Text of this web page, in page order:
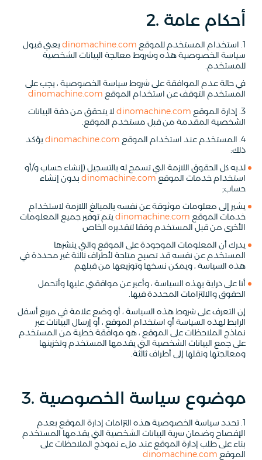
2. أحكام عامة
1. استخدام المستخدم للموقع dinomachine.com يعني قبول
سياسة الخصوصية هذه وشروط معالجة البيانات الشخصية
للمستخدم.
في حالة عدم الموافقة على شروط سياسة الخصوصية ، يجب على
المستخدم التوقف عن استخدام الموقع dinomachine.com
3. إدارة الموقع
dinomachine.com لا يتحقق من دقة البيانات
الشخصية المقدمة من قبل مستخدم الموقع.
4. المستخدم عند استخدام الموقع
dinomachine.com يؤكد
ذلك:
لديه كل الحقوق اللازمة التي تسمح له بالتسجيل (إنشاء حساب و/أو
استخدام خدمات الموقع dinomachine.com بدون إنشاء
حساب;
يشير إلى معلومات موثوقة عن نفسه بالمبالغ اللازمة لاستخدام
خدمات الموقع dinomachine.com يتم توفير جميع المعلومات
الأخرى من قبل المستخدم وفقا لتقديره الخاص
يدرك أن المعلومات الموجودة على الموقع والتي ينشرها
المستخدم عن نفسه قد تصبح متاحة لأطراف ثالثة غير محددة في
هذه السياسة ، ويمكن نسخها وتوزيعها من قبلهم
أنا على دراية بهذه السياسة ، وأعبر عن موافقتي عليها وأتحمل
الحقوق والالتزامات المحددة فيها.
إن التعرف على شروط هذه السياسة ، أو وضع علامة في مربع أسفل
الرابط لهذه السياسة أو استخدام الموقع ، أو إرسال البيانات عبر
نماذج الملاحظات على الموقع ، هو موافقة خطية من المستخدم
على جمع البيانات الشخصية التي يقدمها المستخدم وتخزينها
ومعالجتها ونقلها إلى أطراف ثالثة.
3. موضوع سياسة الخصوصية
1. تحدد سياسة الخصوصية هذه التزامات إدارة الموقع بعدم
الإفصاح وضمان سرية البيانات الشخصية التي يقدمها المستخدم
بناء على طلب إدارة الموقع عند ملء نموذج الملاحظات على
الموقع dinomachine.com